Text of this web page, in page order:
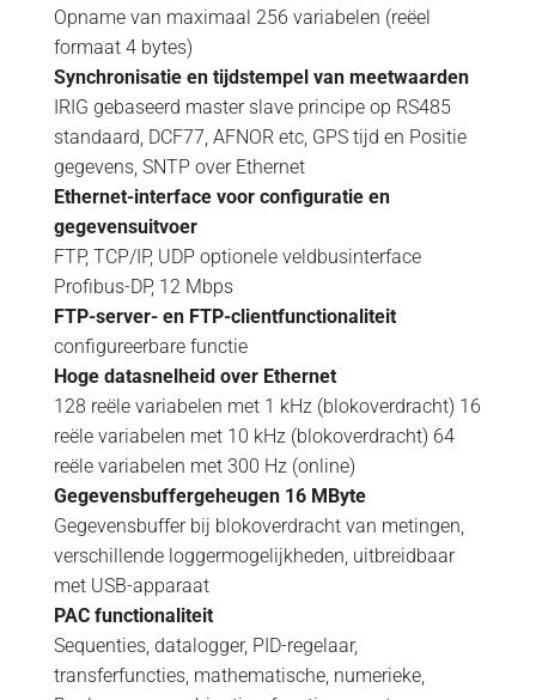
Opname van maximaal 256 variabelen (reëel
formaat 4 bytes)
Synchronisatie en tijdstempel van meetwaarden
IRIG gebaseerd master slave principe op RS485
standaard, DCF77, AFNOR etc, GPS tijd en Positie
gegevens, SNTP over Ethernet
Ethernet-interface voor configuratie en
gegevensuitvoer
FTP, TCP/IP, UDP optionele veldbusinterface
Profibus-DP, 12 Mbps
FTP-server- en FTP-clientfunctionaliteit
configureerbare functie
Hoge datasnelheid over Ethernet
128 reële variabelen met 1 kHz (blokoverdracht) 16
reële variabelen met 10 kHz (blokoverdracht) 64
reële variabelen met 300 Hz (online)
Gegevensbuffergeheugen 16 MByte
Gegevensbuffer bij blokoverdracht van metingen,
verschillende loggermogelijkheden, uitbreidbaar
met USB-apparaat
PAC functionaliteit
Sequenties, datalogger, PID-regelaar,
transferfuncties, mathematische, numerieke,